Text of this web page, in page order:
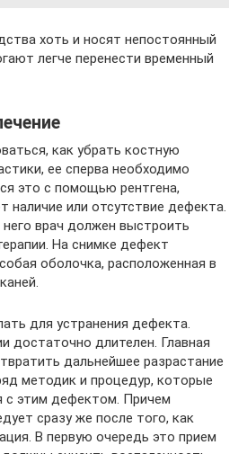
хоть и носят непостоянный
легче перенести временный
как убрать костную
ее сперва необходимо
это с помощью рентгена,
наличие или отсутствие дефекта.
врач должен выстроить
На снимке дефект
оболочка, расположенная в
для устранения дефекта.
достаточно длителен. Главная
дальнейшее разрастание
методик и процедур, которые
с этим дефектом. Причем
сразу же после того, как
В первую очередь это прием